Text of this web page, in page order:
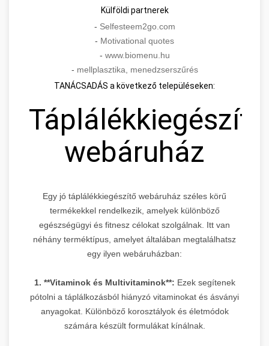
Külföldi partnerek
- Selfesteem2go.com
- Motivational quotes
- www.biomenu.hu
- mellplasztika, menedzserszűrés
TANÁCSADÁS a következő településeken:
Táplálékkiegészítő
webáruház
Egy jó táplálékkiegészítő webáruház széles körű
termékekkel rendelkezik, amelyek különböző
egészségügyi és fitnesz célokat szolgálnak. Itt van
néhány terméktípus, amelyet általában megtalálhatsz
egy ilyen webáruházban:
1. **Vitaminok és Multivitaminok**: Ezek segítenek
pótolni a táplálkozásból hiányzó vitaminokat és ásványi
anyagokat. Különböző korosztályok és életmódok
számára készült formulákat kínálnak.